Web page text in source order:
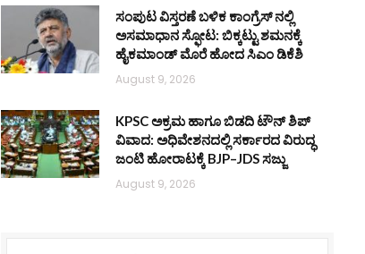
ಸಂಪುಟ ವಿಸ್ತರಣೆ ಬಳಿಕ ಕಾಂಗ್ರೆಸ್‌ ನಲ್ಲಿ
ಅಸಮಾಧಾನ ಸ್ಫೋಟ: ಬಿಕ್ಕಟ್ಟು ಶಮನಕ್ಕೆ
ಹೈಕಮಾಂಡ್‌ ಮೊರೆ ಹೋದ ಸಿಎಂ ಡಿಕೆಶಿ
August 9, 2026
KPSC ಅಕ್ರಮ ಹಾಗೂ ಬಿಡದಿ ಟೌನ್‌ ಶಿಪ್
ವಿವಾದ: ಅಧಿವೇಶನದಲ್ಲಿ ಸರ್ಕಾರದ ವಿರುದ್ಧ
ಜಂಟಿ ಹೋರಾಟಕ್ಕೆ BJP–JDS ಸಜ್ಜು
August 9, 2026